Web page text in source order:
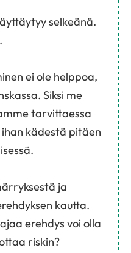
selkeänä.
ei ole helppoa,
Siksi me
tarvittaessa
kädestä pitäen
ja
kautta.
erehdys voi olla
riskin?